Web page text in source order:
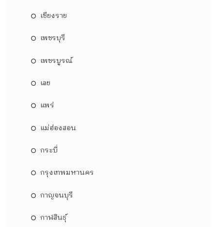
เชียงราย
เพชรบุรี
เพชรบูรณ์
เลย
แพร่
แม่ฮ่องสอน
กระบี่
กรุงเทพมหานคร
กาญจนบุรี
กาฬสินธุ์